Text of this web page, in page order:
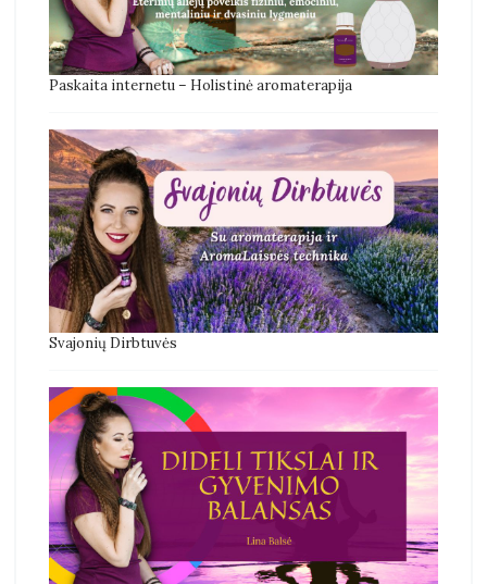
Paskaita internetu – Holistinė aromaterapija
Svajonių Dirbtuvės